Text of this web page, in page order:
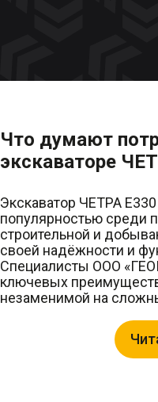
Бульдозер ЧЕТРА Т15
Бульдозер ЧЕТРА Т25
Бульдозер ЧЕТРА Т30
Бульдозер ЧЕТРА Т35
Бульдозер ЧЕТРА Т40
Бульдозер ЧЕТРА Т45
Что думают
экскаваторе
Экскаватор ЧЕТРА
популярностью среди
строительной и
своей надёжности и
Специалисты ООО
ключевых
незаменимой на